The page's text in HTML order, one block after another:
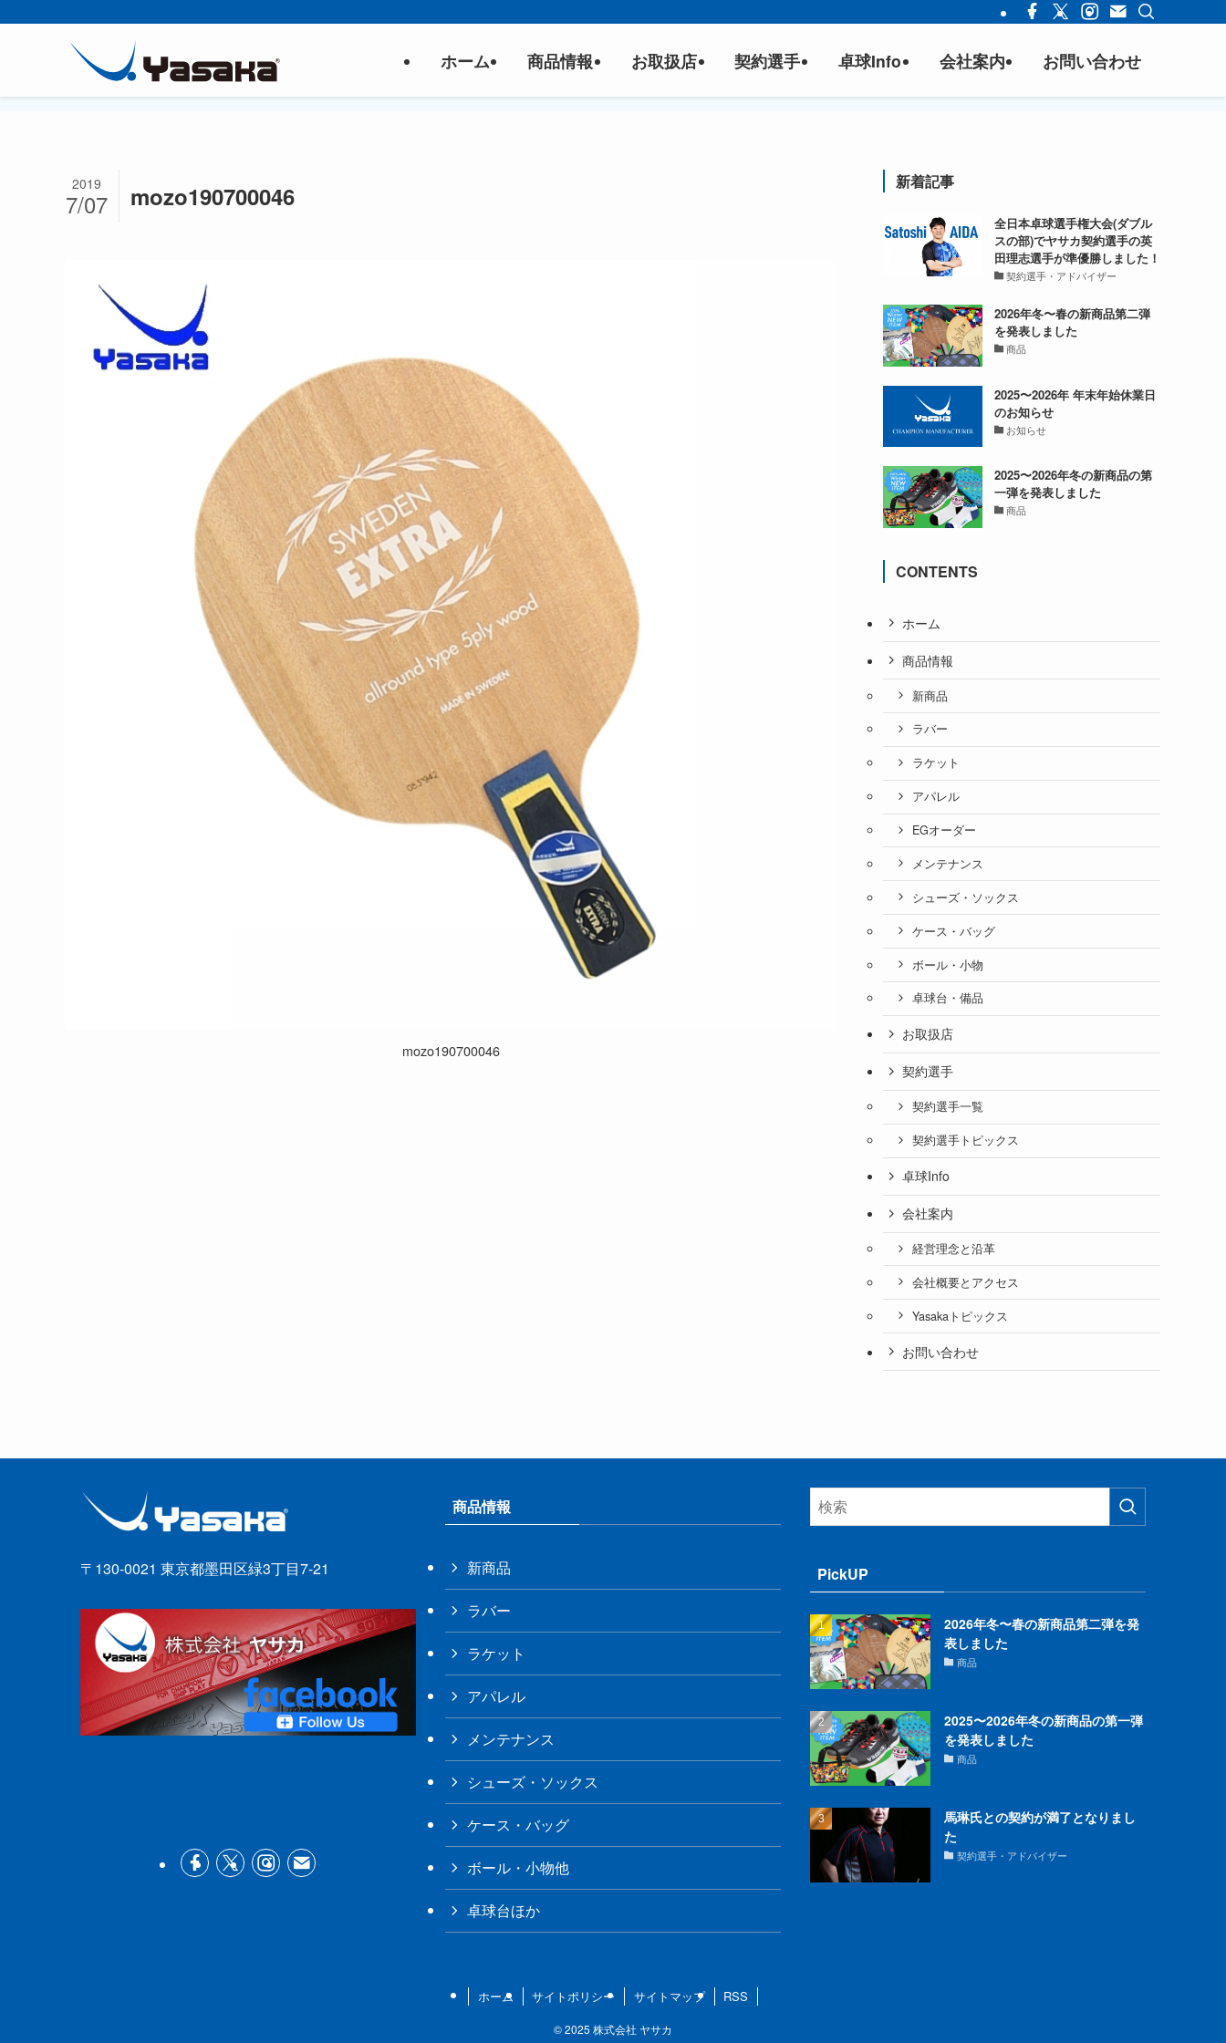
ホーム 商品情報 お取扱店 契約選手 卓球Info 会社案内 お問い合わせ
mozo190700046
2019
7/07
mozo190700046
新着記事
全日本卓球選手権大会(ダブル
スの部)でヤサカ契約選手の英
田理志選手が準優勝しました！
契約選手・アドバイザー
2026年冬〜春の新商品第二弾
を発表しました
商品
2025〜2026年 年末年始休業日
のお知らせ
お知らせ
2025〜2026年冬の新商品の第
一弾を発表しました
商品
CONTENTS
ホーム
商品情報
新商品
ラバー
ラケット
アパレル
EGオーダー
メンテナンス
シューズ・ソックス
ケース・バッグ
ボール・小物
卓球台・備品
お取扱店
契約選手
契約選手一覧
契約選手トピックス
卓球Info
会社案内
経営理念と沿革
会社概要とアクセス
Yasakaトピックス
お問い合わせ
〒130-0021 東京都墨田区緑3丁目7-21
商品情報
新商品
ラバー
ラケット
アパレル
メンテナンス
シューズ・ソックス
ケース・バッグ
ボール・小物他
卓球台ほか
PickUP
2026年冬〜春の新商品第二弾を発
表しました
商品
2025〜2026年冬の新商品の第一弾
を発表しました
商品
馬琳氏との契約が満了となりまし
た
契約選手・アドバイザー
ホーム サイトポリシー サイトマップ RSS
©2025 株式会社 ヤサカ